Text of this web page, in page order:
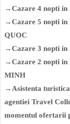
→Cazare 4 nopti
→Cazare 5 nopti in
QUOC
→Cazare 3 nopti in
→Cazare 2 nopti
MINH
→Asistenta
agentiei Travel
momentul ofertarii